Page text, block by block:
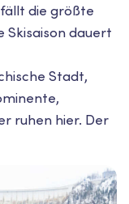
die größte
Skisaison dauert
Stadt,
ruhen hier. Der